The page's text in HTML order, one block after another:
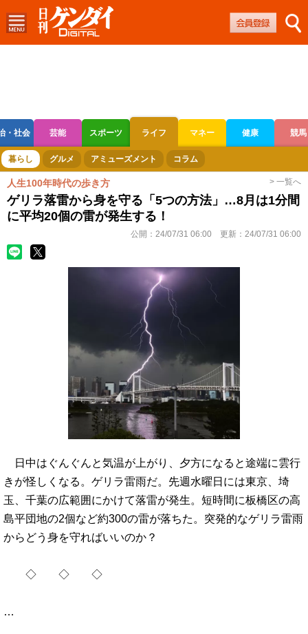
・社会 芸能 スポーツ ライフ マネー 健康 競馬
ボートレース 競輪 オートレース
暮らし グルメ アミューズメント コラム
人生100年時代の歩き方 > 一覧へ
ゲリラ落雷から身を守る「5つの方法」…8月は1分間
に平均20個の雷が発生する！
公開： 24/07/31 06:00 更新： 24/07/31 06:00
日中はぐんぐんと気温が上がり、夕方になると途端に雲行
きが怪しくなる。ゲリラ雷雨だ。先週水曜日には東京、埼
玉、千葉の広範囲にかけて落雷が発生。短時間に板橋区の高
島平団地の2個など約300の雷が落ちた。突発的なゲリラ雷雨
からどう身を守ればいいのか？
◇ ◇ ◇
…